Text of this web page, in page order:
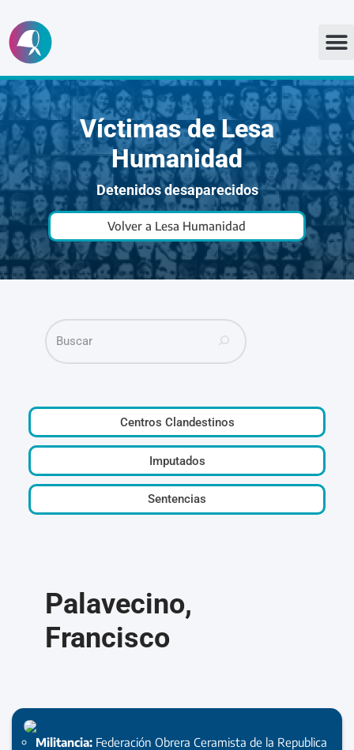
Ir
al
contenido
Víctimas de Lesa
Humanidad
Detenidos desaparecidos
Volver a Lesa Humanidad
Centros Clandestinos
Imputados
Sentencias
Palavecino,
Francisco
Militancia: Federación Obrera Ceramista de la Republica